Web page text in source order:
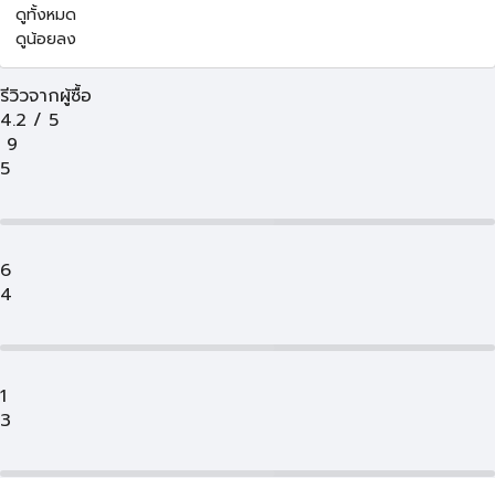
ดูทั้งหมด
ดูน้อยลง
รีวิวจากผู้ซื้อ
4.2 / 5
9
5
6
4
1
3